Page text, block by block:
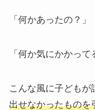
「何かあったの？」
「何か気にかかって
こんな風に子どもが
出せなかったものを